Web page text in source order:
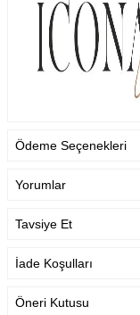
Ödeme Seçenekleri
Yorumlar
Tavsiye Et
İade Koşulları
Öneri Kutusu